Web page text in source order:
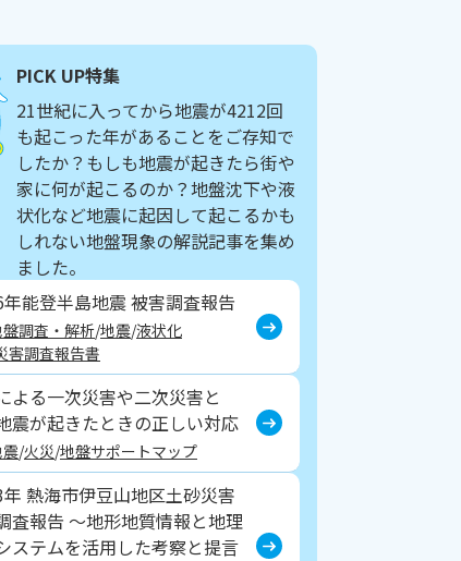
PICK UP特集
21世紀に入ってから地震が4212回
も起こった年があることをご存知で
したか？もしも地震が起きたら街や
家に何が起こるのか？地盤沈下や液
状化など地震に起因して起こるかも
しれない地盤現象の解説記事を集め
ました。
能登半島地震 被害調査報告
調査・解析 地震 液状化
害調査報告書
よる一次災害や二次災害と
震が起きたときの正しい対応
火災 地盤サポートマップ
熱海市伊豆山地区土砂災害
査報告 ～地形地質情報と地理
ステムを活用した考察と提言